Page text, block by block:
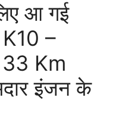
आ गई
–
33 Km
इंजन के